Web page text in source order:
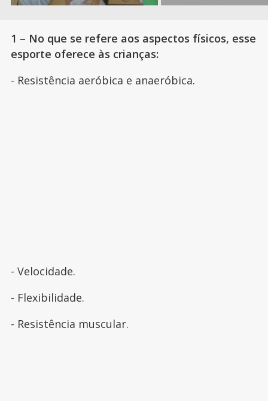
1 – No que se refere aos aspectos físicos, esse
esporte oferece às crianças:
- Resistência aeróbica e anaeróbica.
- Velocidade.
- Flexibilidade.
- Resistência muscular.